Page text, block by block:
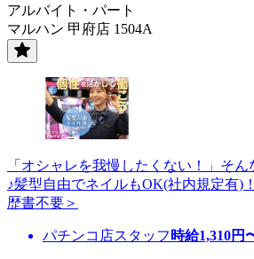
アルバイト・パート
マルハン 甲府店 1504A
「オシャレを我慢したくない！」そ
♪髪型自由でネイルもOK(社内規定有)
歴書不要＞
パチンコ店スタッフ 時給1,310円